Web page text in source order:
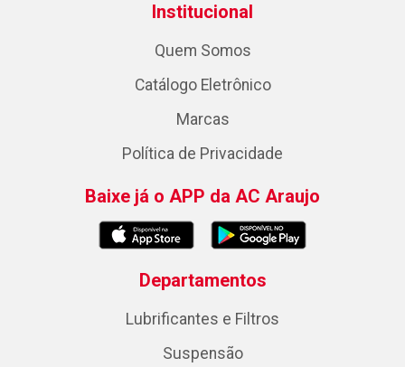
Institucional
Quem Somos
Catálogo Eletrônico
Marcas
Política de Privacidade
Baixe já o APP da AC Araujo
Departamentos
Lubrificantes e Filtros
Suspensão